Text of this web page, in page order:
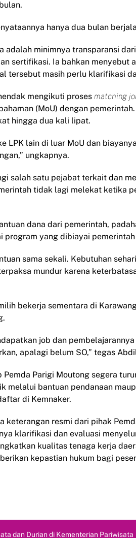
hanya dua bulan
adalah minimnya transparansi
sertifikasi. Ia bahkan menyebut
tersebut masih perlu klarifikasi
mengikuti proses matching
(MoU) dengan
hingga dua kali lipat.
LPK lain di luar MoU dan
ungkapnya.
salah satu pejabat terkait dan
tidak lagi melekat ketika
dana dari pemerintah,
yang dibiayai pemerintah
sama sekali. Kebutuhan
mundur karena
bekerja sementara di
job dan
apalagi belum SO,” tegas
Parigi Moutong segera
melalui bantuan pendanaan
di Kemnaker.
keterangan resmi dari pihak
klarifikasi dan evaluasi
kualitas tenaga kerja
kepastian hukum bagi
dan Durian di Kementerian Pariwisata